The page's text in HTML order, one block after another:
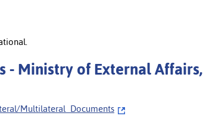
Ministry of External Affairs,
Multilateral_Documents